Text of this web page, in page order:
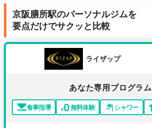
京阪膳所駅のパーソナルジムを
要点だけでサクッと比較
ライザップ
あなた専用プログラム
食事指導 無料体験 シャワー